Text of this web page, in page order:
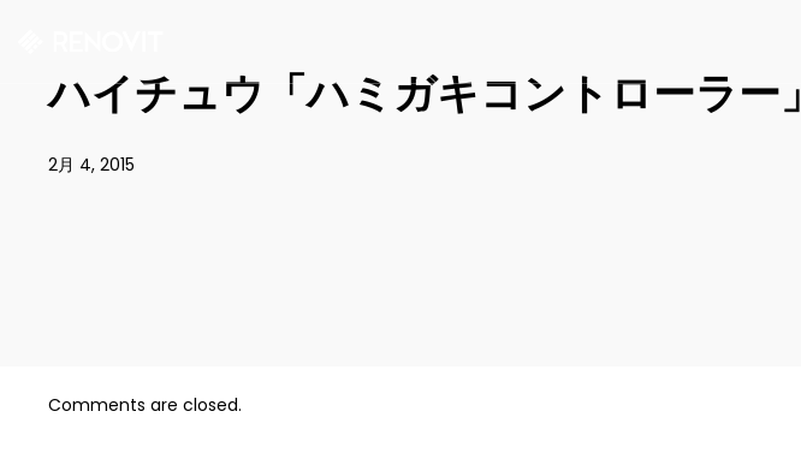
ハイチュウ「ハミガキコントローラー」
2月 4, 2015
Comments are closed.